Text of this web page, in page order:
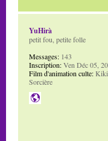
YuHirà
petit fou, petite folle
Messages: 143
Inscription:Ven Déc 05,
Film d'animation culte:Kiki
Sorcière